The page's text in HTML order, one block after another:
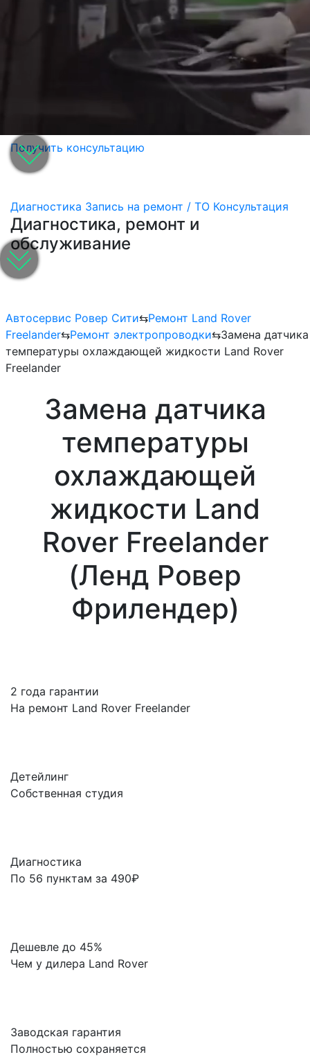
Получить консультацию
Диагностика Запись на ремонт / ТО Консультация
Диагностика, ремонт и
обслуживание
Автосервис Ровер Сити⇆Ремонт Land Rover
Freelander⇆Ремонт электропроводки⇆Замена датчика
температуры охлаждающей жидкости Land Rover
Freelander
Замена датчика
температуры
охлаждающей
жидкости Land
Rover Freelander
(Ленд Ровер
Фрилендер)
2 года гарантии
На ремонт Land Rover Freelander
Детейлинг
Собственная студия
Диагностика
По 56 пунктам за 490₽
Дешевле до 45%
Чем у дилера Land Rover
Заводская гарантия
Полностью сохраняется